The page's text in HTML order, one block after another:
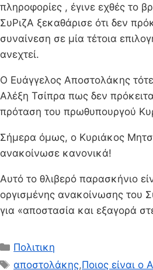
πληροφορίες , έγινε εχθές το
ΣυΡιζΑ ξεκαθάρισε ότι δεν
συναίνεση σε μία τέτοια
ανεχτεί.
Ο Ευάγγελος Αποστολάκης
Αλέξη Τσίπρα πως δεν
πρόταση του πρωθυπουργού
Σήμερα όμως, ο Κυριάκος
ανακοίνωσε κανονικά!
Αυτό το θλιβερό παρασκήνιο
οργισμένης ανακοίνωσης του
για «αποστασία και εξαγορά
Κατηγορίες
Πολιτικη
Ετικέτες
αποστολάκης,Ποιος είναι ο